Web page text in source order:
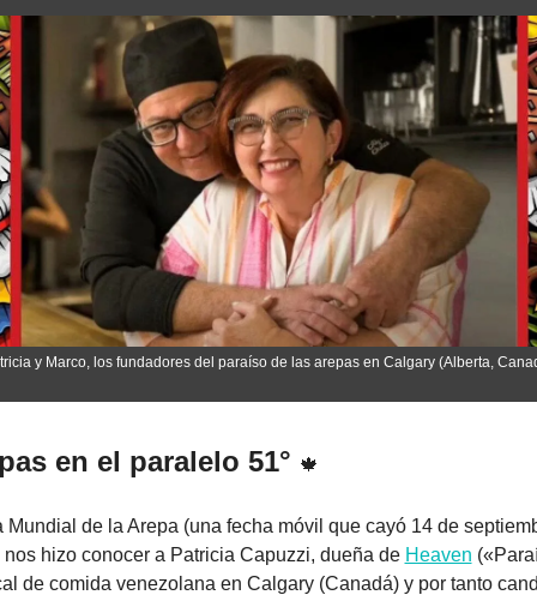
y Marco, los fundadores del paraíso de las arepas en Calgary (Alberta,
en el paralelo 51° 🍁
Mundial de la Arepa (una fecha móvil que cayó 14 de
nos hizo conocer a Patricia Capuzzi, dueña de Heaven
de comida venezolana en Calgary (Canadá) y por tanto